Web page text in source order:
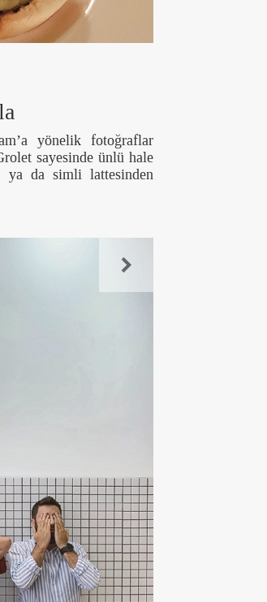
yönelik fotoğraflar
sayesinde ünlü hale
ya da simli lattesinden